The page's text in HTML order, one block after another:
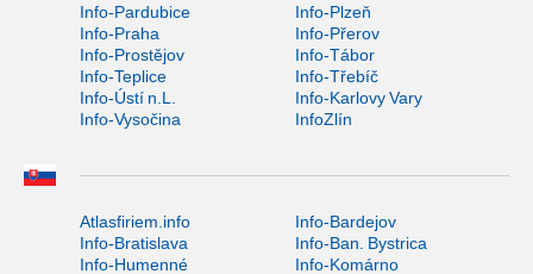
Info-Pardubice
Info-Plzeň
Info-Praha
Info-Přerov
Info-Prostějov
Info-Tábor
Info-Teplice
Info-Třebíč
Info-Ústí n.L.
Info-Karlovy Vary
Info-Vysočina
InfoZlín
Atlasfiriem.info
Info-Bardejov
Info-Bratislava
Info-Ban. Bystrica
Info-Humenné
Info-Komárno